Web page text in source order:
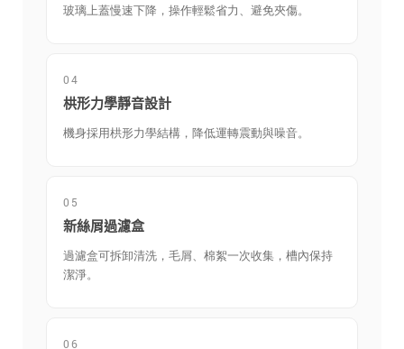
玻璃上蓋慢速下降，操作輕鬆省力、避免夾傷。
04
栱形力學靜音設計
機身採用栱形力學結構，降低運轉震動與噪音。
05
新絲屑過濾盒
過濾盒可拆卸清洗，毛屑、棉絮一次收集，槽內保持
潔淨。
06